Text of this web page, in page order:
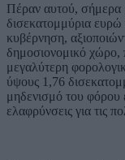
Πέραν αυτού, σήμερα
δισεκατομμύρια
κυβέρνηση,
δημοσιονομικό χώρο,
μεγαλύτερη
ύψους 1,76
μηδενισμό του φόρου
ελαφρύνσεις για τις